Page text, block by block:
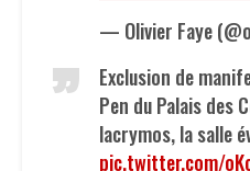
— Olivier Faye
Exclusion de
Pen du Palais des
lacrymos, la salle
pic.twitter.com/